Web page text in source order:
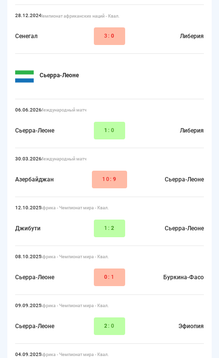
28.12.2024Чемпионат африканских наций - Квал.
Сенегал 3: 0 Либерия
Сьерра-Леоне
06.06.2026Международный матч
Сьерра-Леоне 1:0 Либерия
30.03.2026Международный матч
Азербайджан 10: 9 Сьерра-Леоне
12.10.2025Африка - Чемпионат мира - Квал.
Джибути 1: 2 Сьерра-Леоне
08.10.2025Африка - Чемпионат мира - Квал.
Сьерра-Леоне 0:1 Буркина-Фасо
09.09.2025Африка - Чемпионат мира - Квал.
Сьерра-Леоне 2:0 Эфиопия
04.09.2025Африка - Чемпионат мира - Квал.